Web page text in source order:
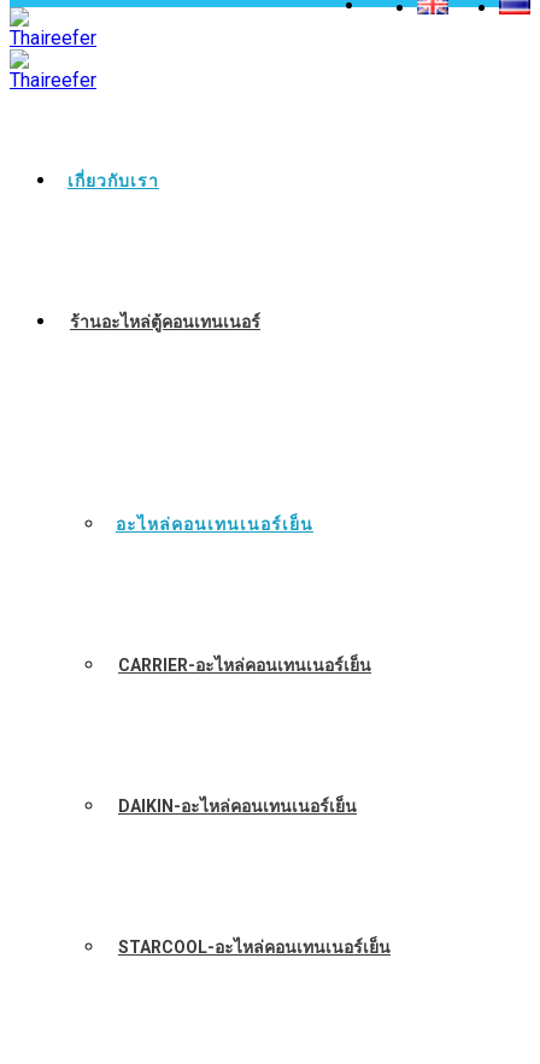
เกี่ยวกับเรา
ร้านอะไหล่ตู้คอนเทนเนอร์
อะไหล่คอนเทนเนอร์เย็น
CARRIER-อะไหล่คอนเทนเนอร์เย็น
DAIKIN-อะไหล่คอนเทนเนอร์เย็น
STARCOOL-อะไหล่คอนเทนเนอร์เย็น